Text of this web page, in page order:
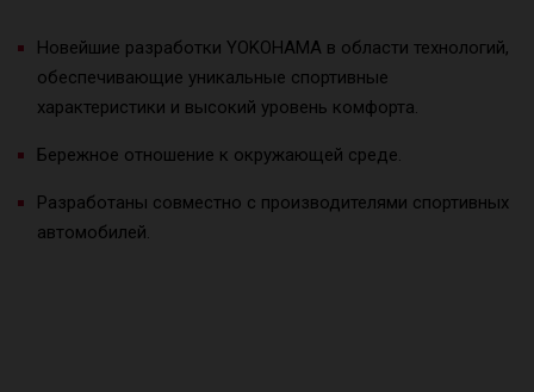
Новейшие разработки YOKOHAMA в области технологий,
обеспечивающие уникальные спортивные
характеристики и высокий уровень комфорта.
Бережное отношение к окружающей среде.
Разработаны совместно с производителями спортивных
автомобилей.